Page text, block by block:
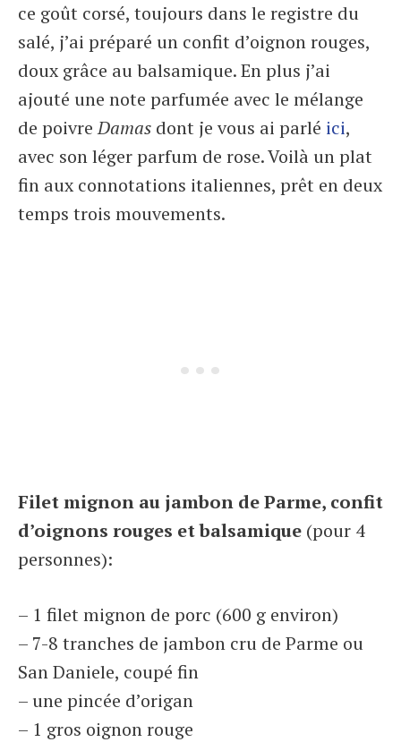
ce goût corsé, toujours dans le registre du
salé, j’ai préparé un confit d’oignon rouges,
doux grâce au balsamique. En plus j’ai
ajouté une note parfumée avec le mélange
de poivreDamas dont je vous ai parlé ici,
avec son léger parfum de rose. Voilà un plat
fin aux connotations italiennes, prêt en deux
temps trois mouvements.
Filet mignon au jambon de Parme, confit
d’oignons rouges et balsamique (pour 4
personnes):
– 1 filet mignon de porc (600 g environ)
– 7-8 tranches de jambon cru de Parme ou
San Daniele, coupé fin
– une pincée d’origan
– 1 gros oignon rouge